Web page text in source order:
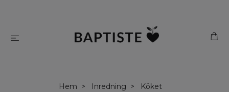
Hem Inredning
Köket